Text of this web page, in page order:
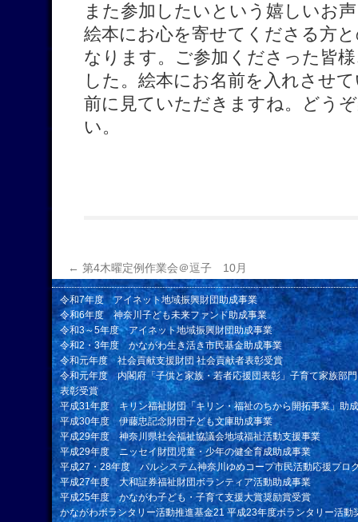
また参加したいという嬉しいお
絵本にお心を寄せてくださる方
なります。ご参加くださった皆
した。絵本にお名前を入れさせ
前に見ていただきますね。どう
い。
← 第4木曜定例作業会＠逗子 10月
令和7年度 アイネット地域振興財団助成事業
令和6年度 神奈川子ども未来ファンド助成事業
令和3～5年度 アイネット地域振興財団助成事業
令和2・3年度 かながわ生き活き市民基金助成事業
令和元年度 社会貢献支援財団 社会貢献者表彰受賞
令和元年度 内閣府「子供と家族・若者応援団表彰」子育て家族部
表彰受賞
平成31年度 キリン福祉財団「キリン・福祉のちから開拓事業」助
平成30年度 伊藤忠記念財団子ども文庫助成事業
平成29年度 神奈川県社会福祉協議会地域福祉活動支援事業
平成29年度 ニッセイ財団児童・少年の健全育成助成事業
平成27・28年度 パルシステム神奈川ゆめコープ市民活動応援プロ
平成27年度 大和証券福祉財団ボランティア活動助成事業
平成25年度 かながわ子ども・子育て支援大賞奨励賞受賞
かながわボランタリー活動推進基金21 平成23年度ボランタリー活動